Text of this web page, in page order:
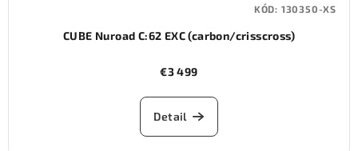
CUBE Nuroad C:62 EXC (carbon/crisscross)
€3 499
Detail
KÓD: 130350-XS